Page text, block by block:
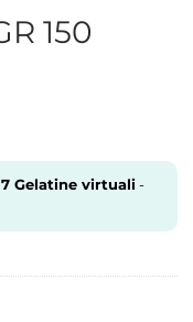
150
7Gelatine virtuali-